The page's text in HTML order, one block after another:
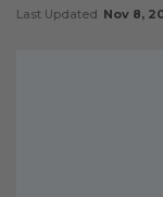
Last Updated Nov 8,